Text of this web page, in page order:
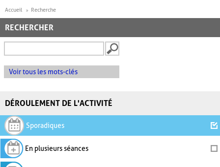
Accueil Recherche
RECHERCHER
Voir tous les mots-clés
DÉROULEMENT DE L'ACTIVITÉ
Sporadiques
En plusieurs séances